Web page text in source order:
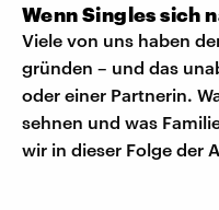
Wenn Singles sich
Viele von uns haben
gründen – und das
oder einer Partnerin.
sehnen und was
wir in dieser Folge der